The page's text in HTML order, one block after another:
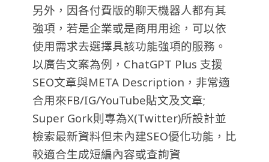
另外，因各付費版的聊天機器人都有其
強項，若是企業或是商用用途，可以依
使用需求去選擇具該功能強項的服務。
以廣告文案為例，ChatGPT Plus 支援
SEO文章與META Description，非常適
合用來FB/IG/YouTube貼文及文章;
Super Gork則專為X(Twitter)所設計並
檢索最新資料但未內建SEO優化功能，比
較適合生成短編內容或查詢資